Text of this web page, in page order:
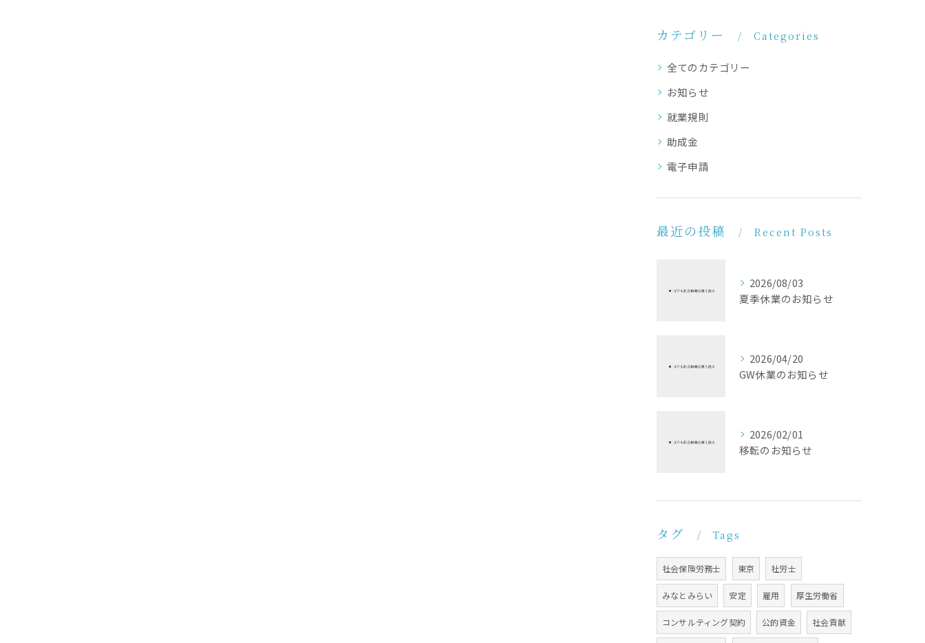
カテゴリー Categories
全てのカテゴリー
お知らせ
就業規則
助成金
電子申請
最近の投稿 Recent Posts
2026/08/03
夏季休業のお知らせ
2026/04/20
GW休業のお知らせ
2026/02/01
移転のお知らせ
タグ Tags
社会保険労務士 東京 社労士
みなとみらい 安定 雇用 厚生労働省
コンサルティング契約 公的資金 社会貢献